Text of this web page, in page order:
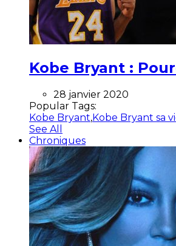
Kobe Bryant :
28 janvier 2020
Popular Tags:
Kobe Bryant,Kobe Bryant sa
See All
Chroniques